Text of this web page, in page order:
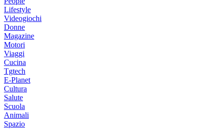
Lifestyle
Videogiochi
Donne
Magazine
Motori
Viaggi
Cucina
Tgtech
E-Planet
Cultura
Salute
Scuola
Animali
Spazio